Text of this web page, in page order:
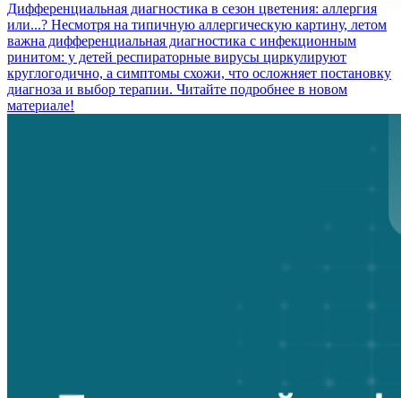
Дифференциальная диагностика в сезон цветения: аллергия
или...? Несмотря на типичную аллергическую картину, летом
важна дифференциальная диагностика с инфекционным
ринитом: у детей респираторные вирусы циркулируют
круглогодично, а симптомы схожи, что осложняет постановку
диагноза и выбор терапии. Читайте подробнее в новом
материале!